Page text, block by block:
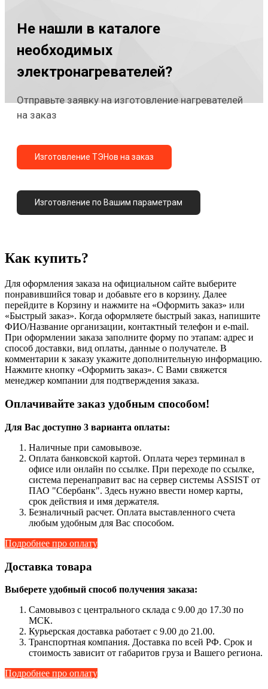
Не нашли в каталоге
необходимых
электронагревателей?
Отправьте заявку на изготовление нагревателей
на заказ
Изготовление ТЭНов на заказ
Изготовление по Вашим параметрам
Как купить?
Для оформления заказа на официальном сайте выберите
понравившийся товар и добавьте его в корзину. Далее
перейдите в Корзину и нажмите на «Оформить заказ» или
«Быстрый заказ». Когда оформляете быстрый заказ, напишите
ФИО/Название организации, контактный телефон и e-mail.
При оформлении заказа заполните форму по этапам: адрес и
способ доставки, вид оплаты, данные о получателе. В
комментарии к заказу укажите дополнительную информацию.
Нажмите кнопку «Оформить заказ». С Вами свяжется
менеджер компании для подтверждения заказа.
Оплачивайте заказ удобным способом!
Для Вас доступно 3 варианта оплаты:
Наличные при самовывозе.
Оплата банковской картой. Оплата через терминал в
офисе или онлайн по ссылке. При переходе по ссылке,
система перенаправит вас на сервер системы ASSIST от
ПАО "Сбербанк". Здесь нужно ввести номер карты,
срок действия и имя держателя.
Безналичный расчет. Оплата выставленного счета
любым удобным для Вас способом.
Подробнее про оплату
Доставка товара
Выберете удобный способ получения заказа:
Самовывоз с центрального склада с 9.00 до 17.30 по
МСК.
Курьерская доставка работает с 9.00 до 21.00.
Транспортная компания. Доставка по всей РФ. Срок и
стоимость зависит от габаритов груза и Вашего региона.
Подробнее про оплату